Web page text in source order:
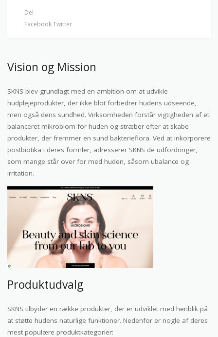
Del
FacebookTwitter
Vision og Mission
SKNS blev grundlagt med en ambition om at udvikle
hudplejeprodukter, der ikke blot forbedrer hudens udseende,
men også dens sundhed. Virksomheden forstår vigtigheden af et
balanceret mikrobiom for huden og stræber efter at skabe
produkter, der fremmer en sund bakterieflora. Ved at inkorporere
postbiotika i deres formler, adresserer SKNS de udfordringer,
som mange står over for med huden, såsom ubalance og
irritation.
Produktudvalg
SKNS tilbyder en række produkter, der er udviklet med henblik på
at støtte hudens naturlige funktioner. Nedenfor er nogle af deres
mest populære produktkategorier: